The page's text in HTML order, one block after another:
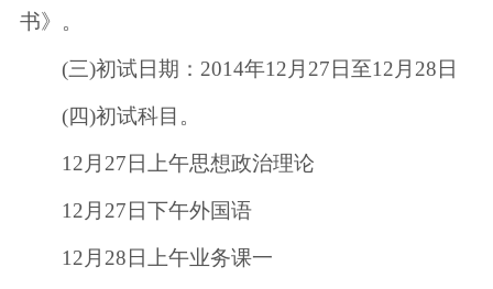
书》。
(三)初试日期：2014年12月27日至12月28日
(四)初试科目。
12月27日上午思想政治理论
12月27日下午外国语
12月28日上午业务课一